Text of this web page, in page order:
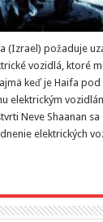
(Izrael) požaduje
vozidlá, ktoré
keď je Haifa
elektrickým
Neve Shaanan
elektrických